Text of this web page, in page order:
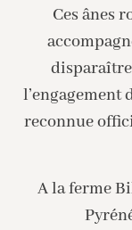
Ces ânes
disparaître
l’engagement
reconnue
A la ferme